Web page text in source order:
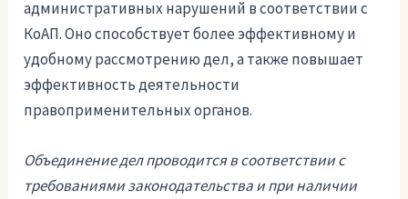
административных нарушений в соответствии с
КоАП. Оно способствует более эффективному и
удобному рассмотрению дел, а также повышает
эффективность деятельности
правоприменительных органов.
Объединение дел проводится в соответствии с
требованиями законодательства и при наличии